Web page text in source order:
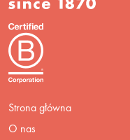
Strona główna
O nas